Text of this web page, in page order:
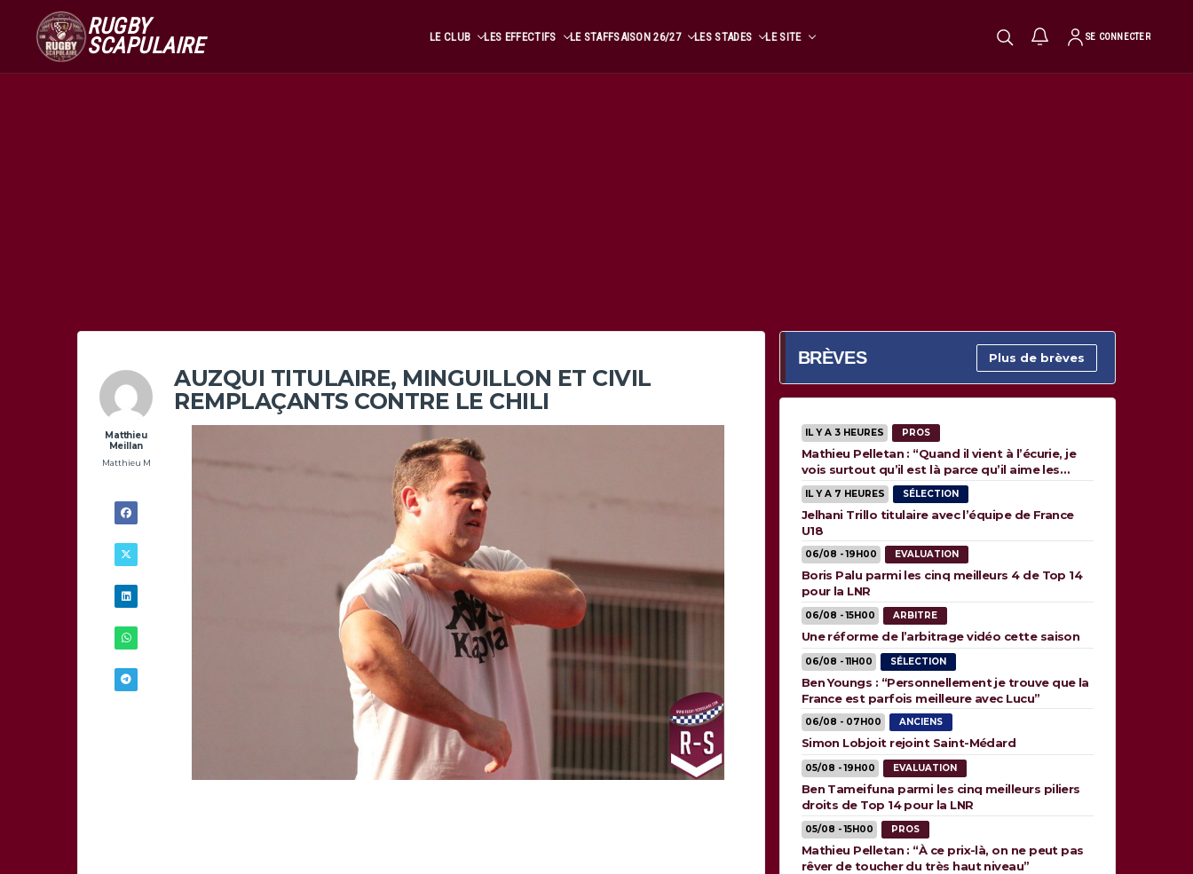
RUGBY
SCAPULAIRE LE CLUB LES EFFECTIFS LE STAFFSAISON 26/27 LES STADES LE SITE SE CONNECTER
Matthieu
Meillan
Matthieu M
AUZQUI TITULAIRE, MINGUILLON ET CIVIL
REMPLAÇANTS CONTRE LE CHILI
BRÈVES Plus de brèves
IL Y A 3 HEURES PROS
Mathieu Pelletan : “Quand il vient à l’écurie, je
vois surtout qu’il est là parce qu’il aime les
animaux”
IL Y A 7 HEURES SÉLECTION
Jelhani Trillo titulaire avec l’équipe de France
U18
06/08 - 19H00 EVALUATION
Boris Palu parmi les cinq meilleurs 4 de Top 14
pour la LNR
06/08 - 15H00 ARBITRE
Une réforme de l’arbitrage vidéo cette saison
06/08 - 11H00 SÉLECTION
Ben Youngs : “Personnellement je trouve que la
France est parfois meilleure avec Lucu”
06/08 - 07H00 ANCIENS
Simon Lobjoit rejoint Saint-Médard
05/08 - 19H00 EVALUATION
Ben Tameifuna parmi les cinq meilleurs piliers
droits de Top 14 pour la LNR
05/08 - 15H00 PROS
Mathieu Pelletan : “À ce prix-là, on ne peut pas
rêver de toucher du très haut niveau”